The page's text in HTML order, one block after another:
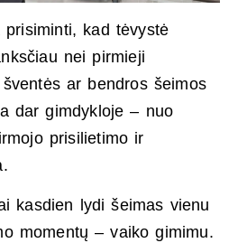
kad tėvystė
nei pirmieji
ar bendros šeimos
dar gimdykloje – nuo
prisilietimo ir
kasdien lydi šeimas vienu
momentų – vaiko gimimu.